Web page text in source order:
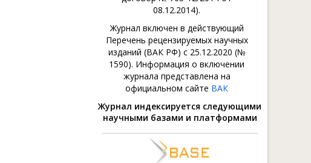
08.12.2014).
Журнал включен в действующий
Перечень рецензируемых научных
изданий (ВАК РФ) с 25.12.2020 (№
1590). Информация о включении
журнала представлена на
официальном сайте ВАК
Журнал индексируется следующими
научными базами и платформами